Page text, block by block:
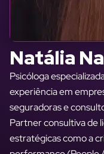
Natália
Psicóloga
experiência em
seguradoras e
Partner consultiva de
estratégicas como a